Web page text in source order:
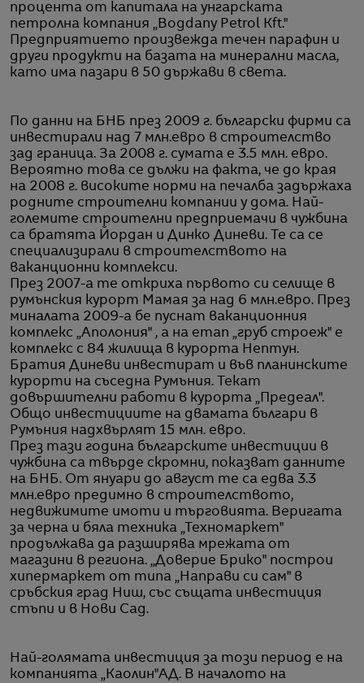
процента от капитала на унгарската
петролна компания „Bogdany Petrol Kft."
Предприятието произвежда течен парафин и
други продукти на базата на минерални масла,
като има пазари в 50 държави в света.
По данни на БНБ през 2009 г. български фирми са
инвестирали над 7 млн.евро в строителство
зад граница. За 2008 г. сумата е 3.5 млн. евро.
Вероятно това се дължи на факта, че до края
на 2008 г. високите норми на печалба задържаха
родните строителни компании у дома. Най-
големите строителни предприемачи в чужбина
са братята Йордан и Динко Диневи. Те са се
специализирали в строителството на
ваканционни комплекси.
През 2007-а те откриха първото си селище в
румънския курорт Мамая за над 6 млн.евро. През
миналата 2009-а бе пуснат ваканционния
комплекс „Аполония" , а на етап „груб строеж" е
комплекс с 84 жилища в курорта Нептун.
Братия Диневи инвестират и във планинските
курорти на съседна Румъния. Текат
довършителни работи в курорта „Предеал".
Общо инвестициите на двамата българи в
Румъния надхвърлят 15 млн. евро.
През тази година българските инвестиции в
чужбина са твърде скромни, показват данните
на БНБ. От януари до август те са едва 3.3
млн.евро предимно в строителството,
недвижимите имоти и търговията. Веригата
за черна и бяла техника „Техномаркет"
продължава да разширява мрежата от
магазини в региона. „Доверие Брико" построи
хипермаркет от типа „Направи си сам" в
сръбския град Ниш, със същата инвестиция
стъпи и в Нови Сад.
Най-голямата инвестиция за този период е на
компанията „Каолин"АД. В началото на